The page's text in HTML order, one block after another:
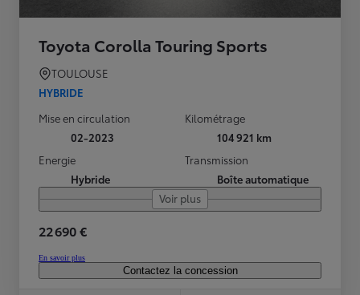
Toyota Corolla Touring Sports
TOULOUSE
HYBRIDE
Mise en circulation
02-2023
Kilométrage
104 921 km
Energie
Hybride
Transmission
Boîte automatique
Voir plus
22 690 €
En savoir plus
Contactez la concession